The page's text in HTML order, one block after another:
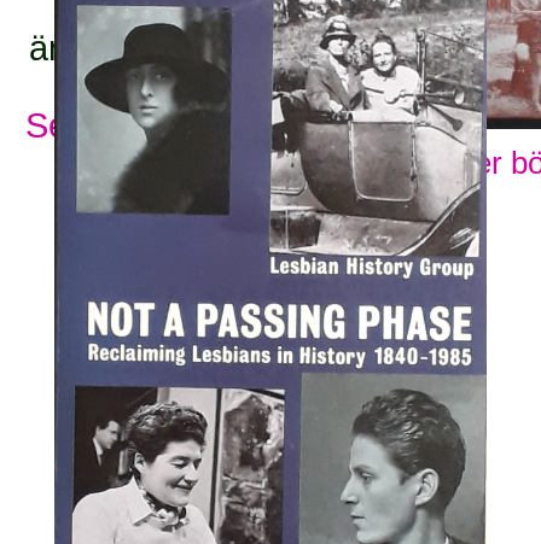
ämnesord:
Se alla ämnesord
Visa fler